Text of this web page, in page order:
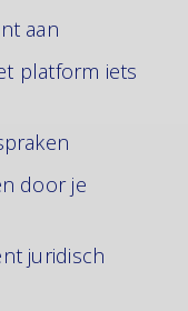
aan
platform iets
door je
juridisch